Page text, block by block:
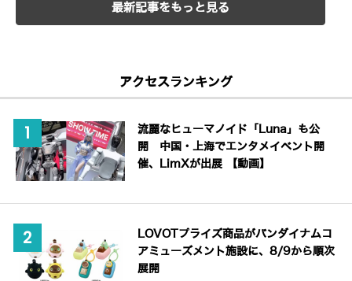
最新記事をもっと見る
アクセスランキング
流麗なヒューマノイド「Luna」も公
開 中国・上海でエンタメイベント開
催、LimXが出展 【動画】
LOVOTプライズ商品がバンダイナムコ
アミューズメント施設に、8/9から順次
展開